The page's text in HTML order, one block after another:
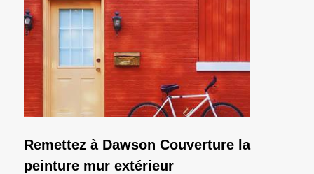
Remettez à Dawson Couverture la
peinture mur extérieur